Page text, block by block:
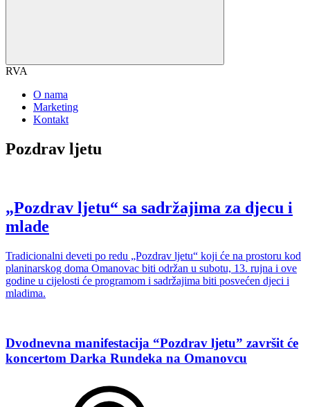
RVA
O nama
Marketing
Kontakt
Pozdrav ljetu
„Pozdrav ljetu“ sa sadržajima za djecu i
mlade
Tradicionalni deveti po redu „Pozdrav ljetu“ koji će na prostoru kod
planinarskog doma Omanovac biti održan u subotu, 13. rujna i ove
godine u cijelosti će programom i sadržajima biti posvećen djeci i
mladima.
Dvodnevna manifestacija “Pozdrav ljetu” završit će
koncertom Darka Rundeka na Omanovcu